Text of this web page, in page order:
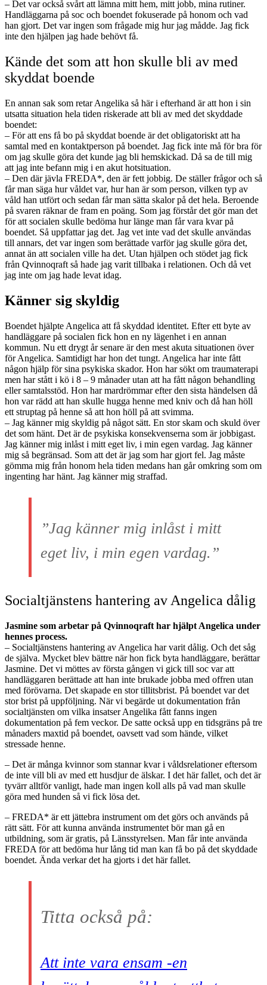
– Det var också svårt att lämna mitt hem, mitt jobb, mina rutiner.
Handläggarna på soc och boendet fokuserade på honom och vad
han gjort. Det var ingen som frågade mig hur jag mådde. Jag fick
inte den hjälpen jag hade behövt få.
Kände det som att hon skulle bli av med
skyddat boende
En annan sak som retar Angelika så här i efterhand är att hon i sin
utsatta situation hela tiden riskerade att bli av med det skyddade
boendet:
– För att ens få bo på skyddat boende är det obligatoriskt att ha
samtal med en kontaktperson på boendet. Jag fick inte må för bra för
om jag skulle göra det kunde jag bli hemskickad. Då sa de till mig
att jag inte befann mig i en akut hotsituation.
– Den där jävla FREDA*, den är fett jobbig. De ställer frågor och så
får man säga hur våldet var, hur han är som person, vilken typ av
våld han utfört och sedan får man sätta skalor på det hela. Beroende
på svaren räknar de fram en poäng. Som jag förstår det gör man det
för att socialen skulle bedöma hur länge man får vara kvar på
boendet. Så uppfattar jag det. Jag vet inte vad det skulle användas
till annars, det var ingen som berättade varför jag skulle göra det,
annat än att socialen ville ha det. Utan hjälpen och stödet jag fick
från Qvinnoqraft så hade jag varit tillbaka i relationen. Och då vet
jag inte om jag hade levat idag.
Känner sig skyldig
Boendet hjälpte Angelica att få skyddad identitet. Efter ett byte av
handläggare på socialen fick hon en ny lägenhet i en annan
kommun. Nu ett drygt år senare är den mest akuta situationen över
för Angelica. Samtidigt har hon det tungt. Angelica har inte fått
någon hjälp för sina psykiska skador. Hon har sökt om traumaterapi
men har stått i kö i 8 – 9 månader utan att ha fått någon behandling
eller samtalsstöd. Hon har mardrömmar efter den sista händelsen då
hon var rädd att han skulle hugga henne med kniv och då han höll
ett struptag på henne så att hon höll på att svimma.
– Jag känner mig skyldig på något sätt. En stor skam och skuld över
det som hänt. Det är de psykiska konsekvenserna som är jobbigast.
Jag känner mig inlåst i mitt eget liv, i min egen vardag. Jag känner
mig så begränsad. Som att det är jag som har gjort fel. Jag måste
gömma mig från honom hela tiden medans han går omkring som om
ingenting har hänt. Jag känner mig straffad.
”Jag känner mig inlåst i mitt
eget liv, i min egen vardag.”
Socialtjänstens hantering av Angelica dålig
Jasmine som arbetar på Qvinnoqraft har hjälpt Angelica under
hennes process.
– Socialtjänstens hantering av Angelica har varit dålig. Och det såg
de själva. Mycket blev bättre när hon fick byta handläggare, berättar
Jasmine. Det vi möttes av första gången vi gick till soc var att
handläggaren berättade att han inte brukade jobba med offren utan
med förövarna. Det skapade en stor tillitsbrist. På boendet var det
stor brist på uppföljning. När vi begärde ut dokumentation från
socialtjänsten om vilka insatser Angelika fått fanns ingen
dokumentation på fem veckor. De satte också upp en tidsgräns på tre
månaders maxtid på boendet, oavsett vad som hände, vilket
stressade henne.
– Det är många kvinnor som stannar kvar i våldsrelationer eftersom
de inte vill bli av med ett husdjur de älskar. I det här fallet, och det är
tyvärr alltför vanligt, hade man ingen koll alls på vad man skulle
göra med hunden så vi fick lösa det.
– FREDA* är ett jättebra instrument om det görs och används på
rätt sätt. För att kunna använda instrumentet bör man gå en
utbildning, som är gratis, på Länsstyrelsen. Man får inte använda
FREDA för att bedöma hur lång tid man kan få bo på det skyddade
boendet. Ända verkar det ha gjorts i det här fallet.
Titta också på:
Att inte vara ensam -en